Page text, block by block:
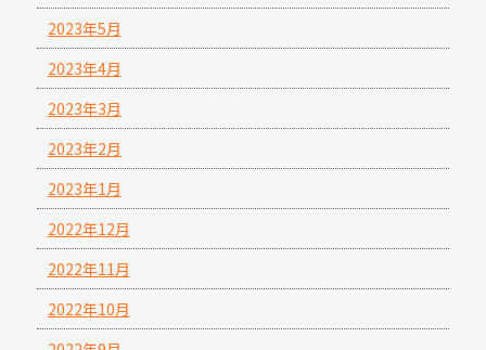
2023年5月
2023年4月
2023年3月
2023年2月
2023年1月
2022年12月
2022年11月
2022年10月